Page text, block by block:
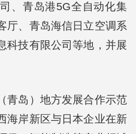
、青岛港5G全自动化集
厅、青岛海信日立空调系
科技有限公司等地，并展
青岛）地方发展合作示范
海岸新区与日本企业在新